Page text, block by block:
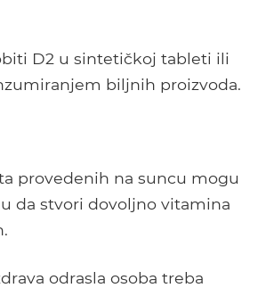
D2 u sintetičkoj tableti ili
biljnih proizvoda.
provedenih na suncu mogu
da stvori dovoljno vitamina
odrasla osoba treba